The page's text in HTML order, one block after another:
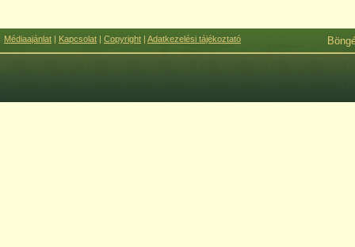
Médiaajánlat | Kapcsolat | Copyright | Adatkezelési tájékoztató